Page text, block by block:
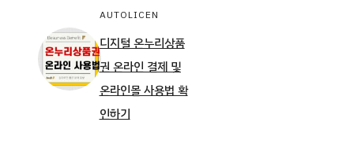
AUTOLICEN
디지털 온누리상품
권 온라인 결제 및
온라인몰 사용법 확
인하기